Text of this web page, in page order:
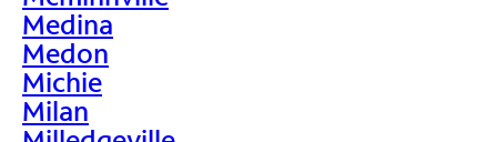
Medina
Medon
Michie
Milan